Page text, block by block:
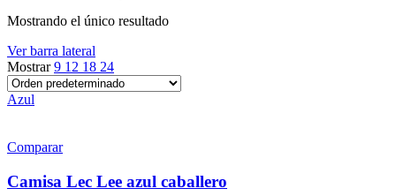
Mostrando el único resultado
Ver barra lateral
Mostrar9 12 18 24
Azul
Comparar
Camisa Lec Lee azul caballero